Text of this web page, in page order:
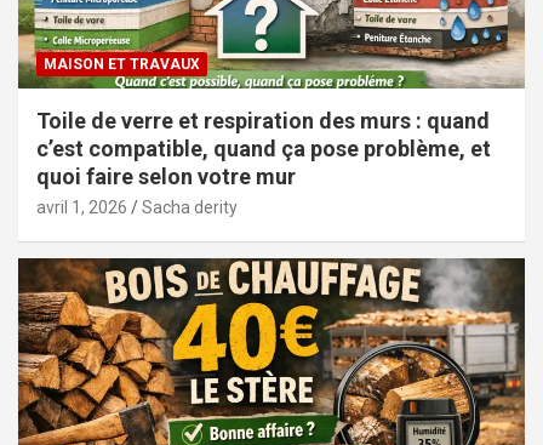
MAISON ET TRAVAUX
Toile de verre et respiration des murs : quand
c’est compatible, quand ça pose problème, et
quoi faire selon votre mur
avril 1, 2026 Sacha derity